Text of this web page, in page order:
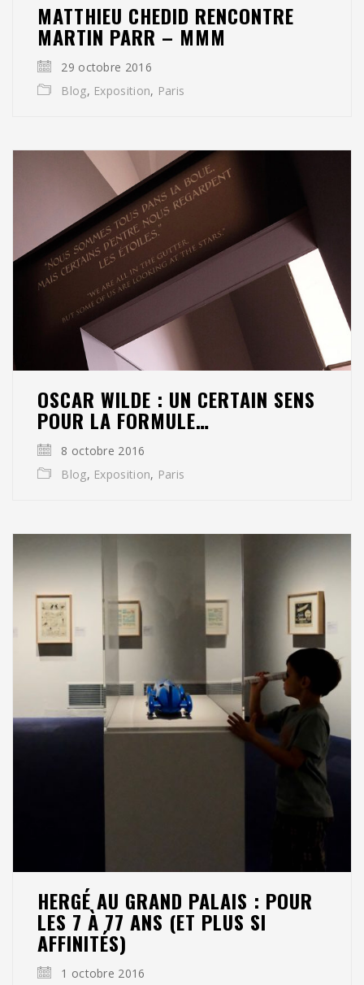
MATTHIEU CHEDID RENCONTRE
MARTIN PARR – MMM
29 octobre 2016
Blog, Exposition, Paris
OSCAR WILDE : UN CERTAIN SENS
POUR LA FORMULE…
8 octobre 2016
Blog, Exposition, Paris
HERGÉ AU GRAND PALAIS : POUR
LES 7 À 77 ANS (ET PLUS SI
AFFINITÉS)
1 octobre 2016